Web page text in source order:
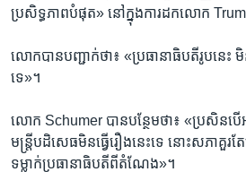
ប្រសិទ្ធភាពបំផុត» នៅ​ក្នុង​ការ​ដក​លោក
លោក​បាន​បញ្ជាក់​ថា៖ «ប្រធានាធិបតី​រូប​នេះ​
ទេ»។
លោក Schumer បាន​បន្ថែម​ថា៖ «ប្រសិនប
មន្ត្រី​បដិសេធ​មិន​ធ្វើ​រឿង​នេះ​ទេ នោះ​សភា​គួរ
ទម្លាក់​ប្រធានាធិបតី​ពី​តំណែង»។